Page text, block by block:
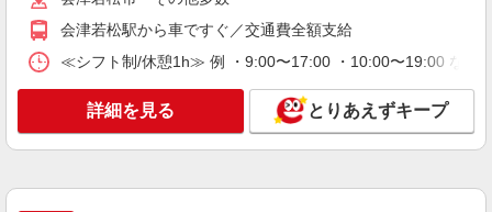
会津若松駅から車ですぐ／交通費全額支給
≪シフト制/休憩1h≫ 例 ・9:00〜17:00 ・10:00〜19:00 など
詳細を見る とりあえずキープ